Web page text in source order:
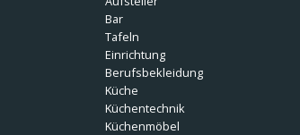
Bar
Tafeln
Einrichtung
Berufsbekleidung
Küche
Küchentechnik
Küchenmöbel